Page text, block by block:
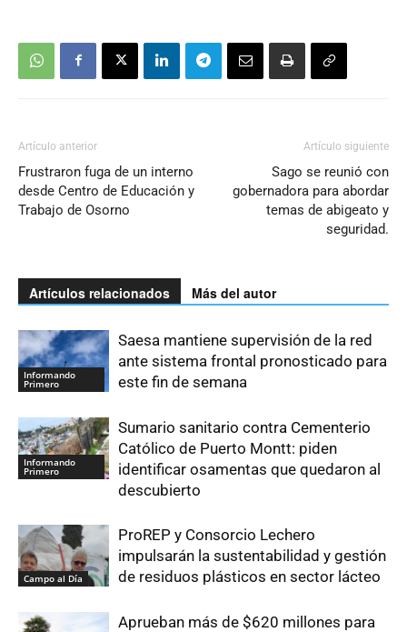
Artículo anterior
Frustraron fuga de un interno
desde Centro de Educación y
Trabajo de Osorno
Artículo siguiente
Sago se reunió con
gobernadora para abordar
temas de abigeato y
seguridad.
Artículos relacionados Más del autor
Informando
Primero
Saesa mantiene supervisión de la red
ante sistema frontal pronosticado para
este fin de semana
Informando
Primero
Sumario sanitario contra Cementerio
Católico de Puerto Montt: piden
identificar osamentas que quedaron al
descubierto
Campo al Día
ProREP y Consorcio Lechero
impulsarán la sustentabilidad y gestión
de residuos plásticos en sector lácteo
Aprueban más de $620 millones para